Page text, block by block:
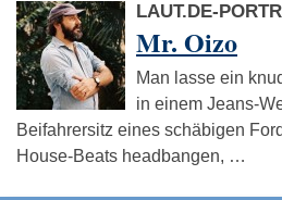
LAUT.DE-
Mr. Oizo
Man lasse ein
in einem Jeans-
Beifahrersitz eines schäbigen
House-Beats headbangen, …